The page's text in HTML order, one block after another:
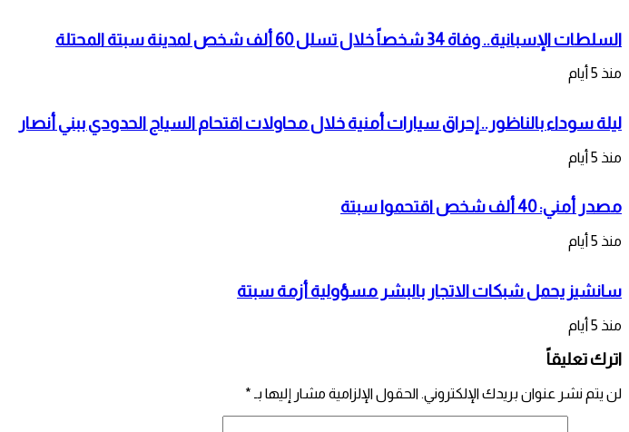
السلطات الإسبانية.. وفاة 34 شخصاً خلال تسلل 60 ألف شخص لمدينة سبتة المحتلة
منذ 5 أيام
ليلة سوداء بالناظور.. إحراق سيارات أمنية خلال محاولات اقتحام السياج الحدودي ببني أنصار
منذ 5 أيام
مصدر أمني: 40 ألف شخص اقتحموا سبتة
منذ 5 أيام
سانشيز يحمل شبكات الاتجار بالبشر مسؤولية أزمة سبتة
منذ 5 أيام
اترك تعليقاً
لن يتم نشر عنوان بريدك الإلكتروني. الحقول الإلزامية مشار إليها بـ *